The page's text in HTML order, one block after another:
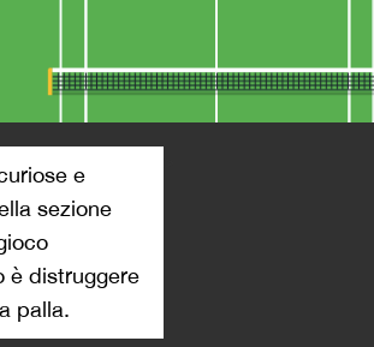
e
sezione
è distruggere
palla.